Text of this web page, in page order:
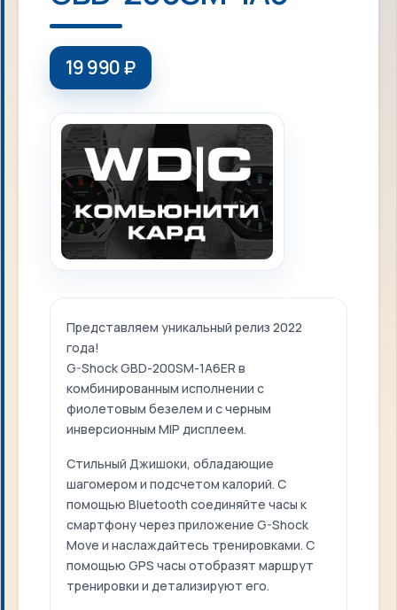
19 990₽
Представляем уникальный релиз 2022
года!
G-Shock GBD-200SM-1A6ER в
комбинированным исполнении с
фиолетовым безелем и с черным
инверсионным MIP дисплеем.
Стильный Джишоки, обладающие
шагомером и подсчетом калорий. С
помощью Bluetooth соединяйте часы к
смартфону через приложение G-Shock
Move и наслаждайтесь тренировками. С
помощью GPS часы отобразят маршрут
тренировки и детализируют его.